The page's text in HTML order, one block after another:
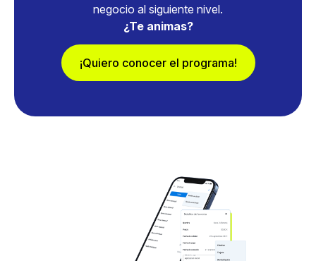
negocio al siguiente nivel.
¿Te animas?
¡Quiero conocer el programa!